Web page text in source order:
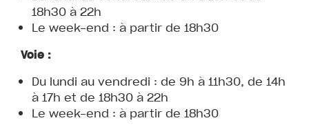
18h30 à 22h
Le week-end : à partir de 18h30
Voie :
Du lundi au vendredi : de 9h à 11h30, de 14h
à 17h et de 18h30 à 22h
Le week-end : à partir de 18h30